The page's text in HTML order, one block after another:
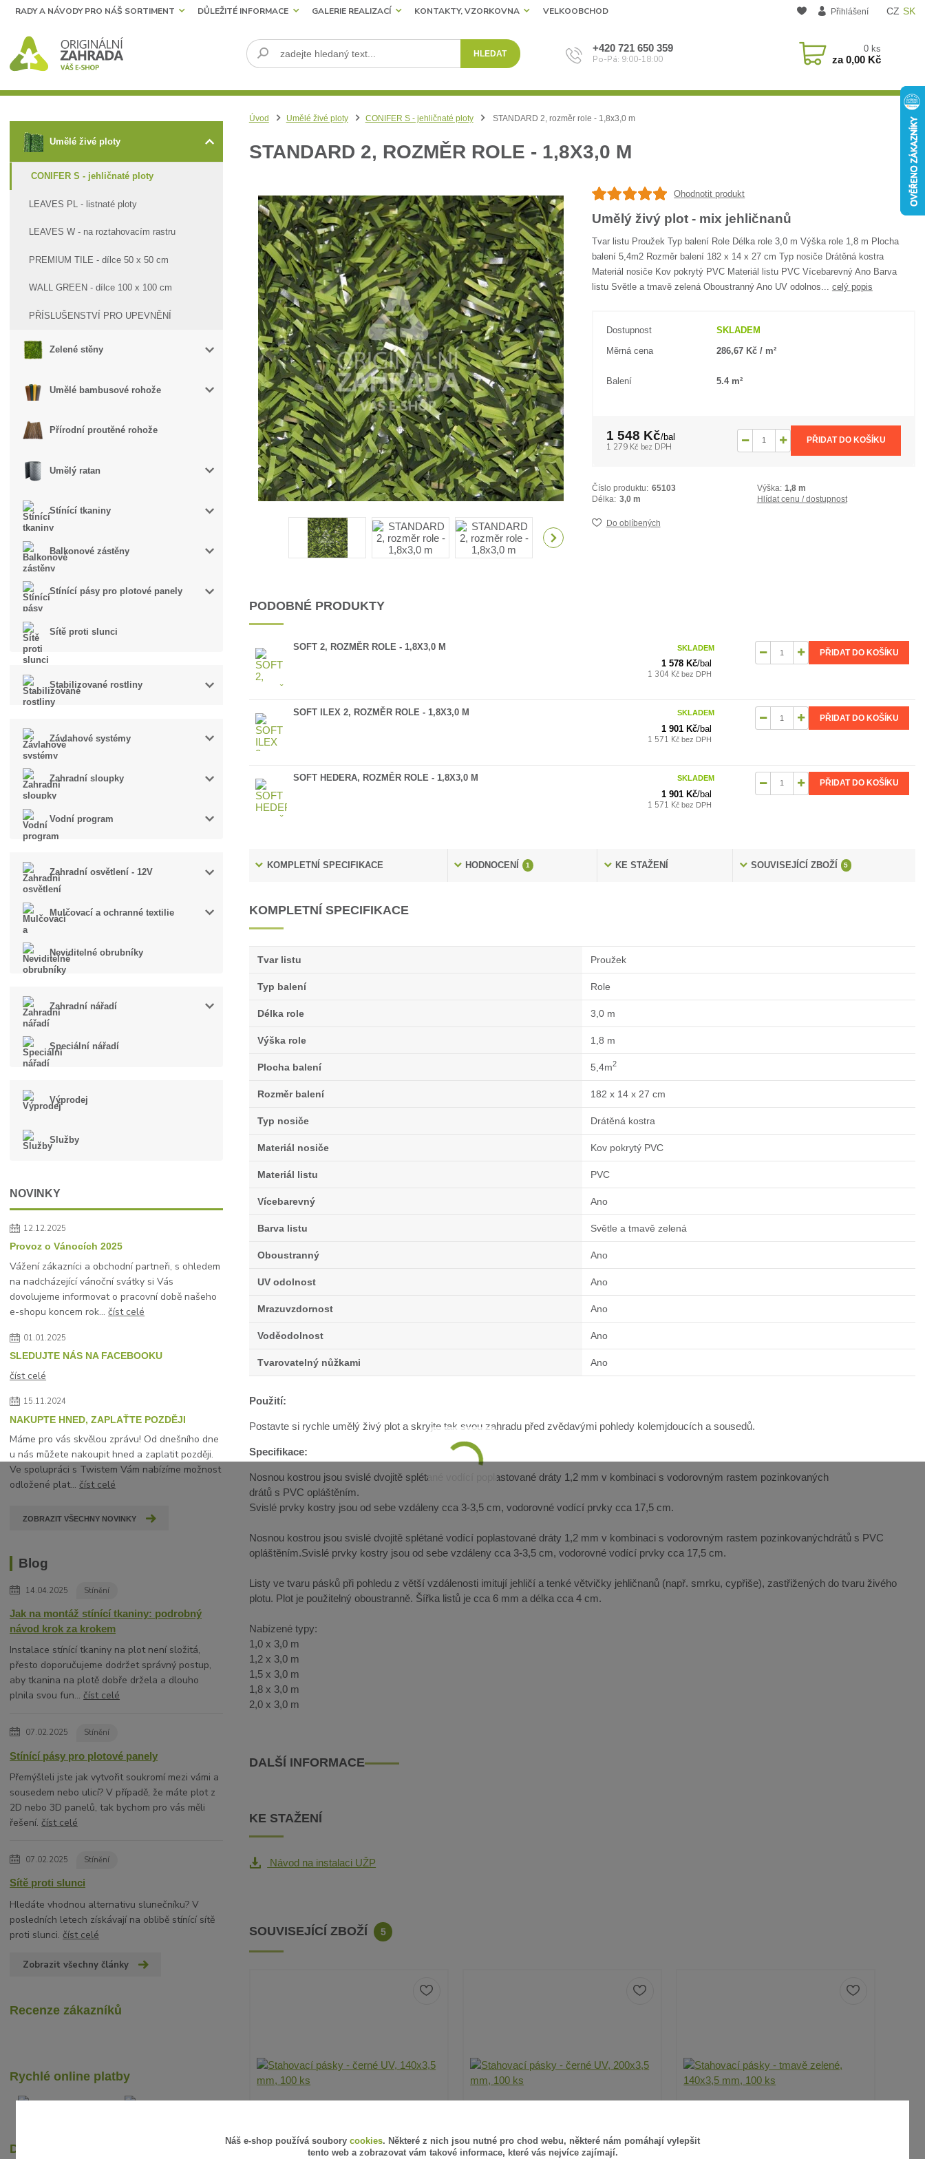
CZ SK
RADY A NÁVODY PRO NÁŠ SORTIMENT DŮLEŽITÉ INFORMACE GALERIE REALIZACÍ KONTAKTY, VZORKOVNA VELKOOBCHOD Přihlášení
HLEDAT +420 721 650 359
Po-Pá: 9:00-18:00
0 ks
za0,00 Kč
Umělé živé ploty
CONIFER S - jehličnaté ploty
LEAVES PL - listnaté ploty
LEAVES W - na roztahovacím rastru
PREMIUM TILE - dílce 50 x 50 cm
WALL GREEN - dílce 100 x 100 cm
PŘÍSLUŠENSTVÍ PRO UPEVNĚNÍ
Zelené stěny
Umělé bambusové rohože
Přírodní proutěné rohože
Umělý ratan
Stínící tkaniny
Balkonové zástěny
Stínící pásy pro plotové panely
Sítě proti slunci
Stabilizované rostliny
Závlahové systémy
Zahradní sloupky
Vodní program
Zahradní osvětlení - 12V
Mulčovací a ochranné textilie
Neviditelné obrubníky
Zahradní nářadí
Speciální nářadí
Výprodej
Služby
NOVINKY
12.12.2025
Provoz o Vánocích 2025
Vážení zákazníci a obchodní partneři, s ohledem
na nadcházející vánoční svátky si Vás
dovolujeme informovat o pracovní době našeho
e-shopu koncem rok...číst celé
01.01.2025
SLEDUJTE NÁS NA FACEBOOKU
číst celé
15.11.2024
NAKUPTE HNED, ZAPLAŤTE POZDĚJI
Máme pro vás skvělou zprávu! Od dnešního dne
u nás můžete nakoupit hned a zaplatit později.
Ve spolupráci s Twistem Vám nabízíme možnost
odložené plat...číst celé
ZOBRAZIT VŠECHNY NOVINKY
Blog
14.04.2025 Stínění
Jak na montáž stínící tkaniny: podrobný
návod krok za krokem
Instalace stínící tkaniny na plot není složitá,
přesto doporučujeme dodržet správný postup,
aby tkanina na plotě dobře držela a dlouho
plnila svou fun...číst celé
07.02.2025 Stínění
Stínící pásy pro plotové panely
Přemýšleli jste jak vytvořit soukromí mezi vámi a
sousedem nebo ulicí? V případě, že máte plot z
2D nebo 3D panelů, tak bychom pro vás měli
řešení.číst celé
07.02.2025 Stínění
Sítě proti slunci
Hledáte vhodnou alternativu slunečníku? V
posledních letech získávají na oblibě stínící sítě
proti slunci.číst celé
Zobrazit všechny články
Recenze zákazníků
Rychlé online platby
Dopravci
Úvod Umělé živé ploty CONIFER S - jehličnaté ploty STANDARD 2, rozměr role - 1,8x3,0 m
STANDARD 2, ROZMĚR ROLE - 1,8X3,0 M
Ohodnotit produkt
Umělý živý plot - mix jehličnanů
Tvar listu Proužek Typ balení Role Délka role 3,0 m Výška role 1,8 m Plocha
balení 5,4m2 Rozměr balení 182 x 14 x 27 cm Typ nosiče Drátěná kostra
Materiál nosiče Kov pokrytý PVC Materiál listu PVC Vícebarevný Ano Barva
listu Světle a tmavě zelená Oboustranný Ano UV odolnos... celý popis
Dostupnost SKLADEM
Měrná cena 286,67 Kč / m²
Balení 5.4 m²
1 548 Kč/bal
1 279 Kč bez DPH
PŘIDAT DO KOŠÍKU
Číslo produktu: 65103 Výška: 1,8 m
Délka: 3,0 m Hlídat cenu / dostupnost
Do oblíbených
PODOBNÉ PRODUKTY
SOFT 2, ROZMĚR ROLE - 1,8X3,0 M
1 578 Kč/bal
1 304 Kč bez DPH
SKLADEM
PŘIDAT DO KOŠÍKU
SOFT ILEX 2, ROZMĚR ROLE - 1,8X3,0 M
1 901 Kč/bal
1 571 Kč bez DPH
SKLADEM
PŘIDAT DO KOŠÍKU
SOFT HEDERA, ROZMĚR ROLE - 1,8X3,0 M
1 901 Kč/bal
1 571 Kč bez DPH
SKLADEM
PŘIDAT DO KOŠÍKU
KOMPLETNÍ SPECIFIKACE HODNOCENÍ 1 KE STAŽENÍ SOUVISEJÍCÍ ZBOŽÍ 5
KOMPLETNÍ SPECIFIKACE
Tvar listu Proužek
Typ balení Role
Délka role 3,0 m
Výška role 1,8 m
Plocha balení 5,4m2
Rozměr balení 182 x 14 x 27 cm
Typ nosiče Drátěná kostra
Materiál nosiče Kov pokrytý PVC
Materiál listu PVC
Vícebarevný Ano
Barva listu Světle a tmavě zelená
Oboustranný Ano
UV odolnost Ano
Mrazuvzdornost Ano
Voděodolnost Ano
Tvarovatelný nůžkami Ano
Použití:
Postavte si rychle umělý živý plot a skryjte tak svou zahradu před zvědavými pohledy kolemjdoucích a sousedů.
Specifikace:
Nosnou kostrou jsou svislé dvojitě splétané vodící poplastované dráty 1,2 mm v kombinaci s vodorovným rastem pozinkovaných
drátů s PVC opláštěním.
Svislé prvky kostry jsou od sebe vzdáleny cca 3-3,5 cm, vodorovné vodící prvky cca 17,5 cm.
Nosnou kostrou jsou svislé dvojitě splétané vodící poplastované dráty 1,2 mm v kombinaci s vodorovným rastem pozinkovanýchdrátů s PVC
opláštěním.Svislé prvky kostry jsou od sebe vzdáleny cca 3-3,5 cm, vodorovné vodící prvky cca 17,5 cm.
Listy ve tvaru pásků při pohledu z větší vzdálenosti imitují jehličí a tenké větvičky jehličnanů (např. smrku, cypřiše), zastřižených do tvaru živého
plotu. Plot je použitelný oboustranně. Šířka listů je cca 6 mm a délka cca 4 cm.
Nabízené typy:
1,0 x 3,0 m
1,2 x 3,0 m
1,5 x 3,0 m
1,8 x 3,0 m
2,0 x 3,0 m
DALŠÍ INFORMACE
KE STAŽENÍ
Návod na instalaci UŽP
SOUVISEJÍCÍ ZBOŽÍ 5
Náš e-shop používá soubory cookies. Některé z nich jsou nutné pro chod webu, některé nám pomáhají vylepšit
tento web a zobrazovat vám takové informace, které vás nejvíce zajímají.